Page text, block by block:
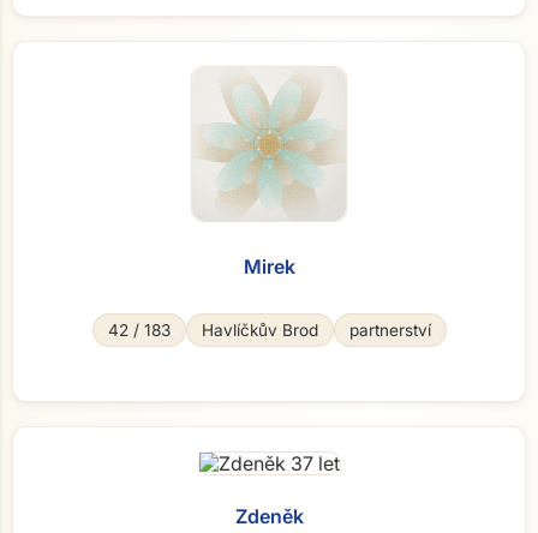
Mirek
42 / 183 Havlíčkův Brod partnerství
Zdeněk